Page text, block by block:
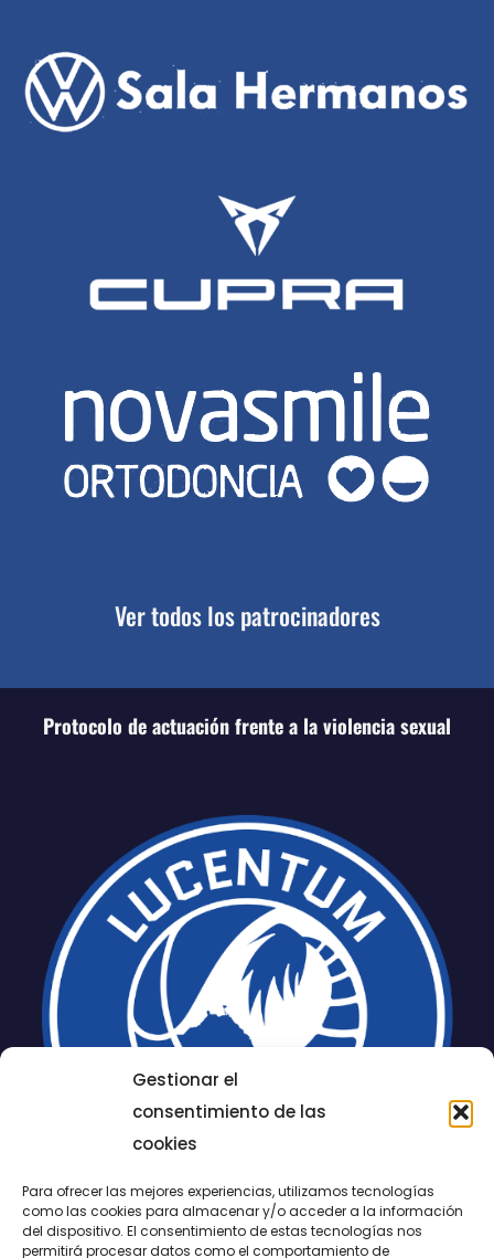
Gestionar el
consentimiento de las
cookies
Para ofrecer las mejores experiencias, utilizamos tecnologías
como las cookies para almacenar y/o acceder a la información
del dispositivo. El consentimiento de estas tecnologías nos
permitirá procesar datos como el comportamiento de
Ver todos los patrocinadores
Protocolo de actuación frente a la violencia sexual